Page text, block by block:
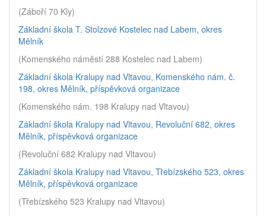
(Záboří 70 Kly)
Základní škola T. Stolzové Kostelec nad Labem, okres
Mělník
(Komenského náměstí 288 Kostelec nad Labem)
Základní škola Kralupy nad Vltavou, Komenského nám. č.
198, okres Mělník, příspěvková organizace
(Komenského nám. 198 Kralupy nad Vltavou)
Základní škola Kralupy nad Vltavou, Revoluční 682, okres
Mělník, příspěvková organizace
(Revoluční 682 Kralupy nad Vltavou)
Základní škola Kralupy nad Vltavou, Třebízského 523, okres
Mělník, příspěvková organizace
(Třebízského 523 Kralupy nad Vltavou)